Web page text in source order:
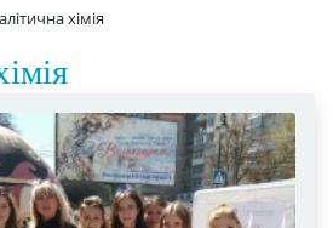
хімія